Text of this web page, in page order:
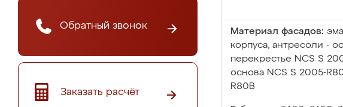
Обратный звонок
Заказать расчёт
Материал фасадов:
корпуса, антресоли -
перекрестье NCS S
основа NCS S 2005-
R80B